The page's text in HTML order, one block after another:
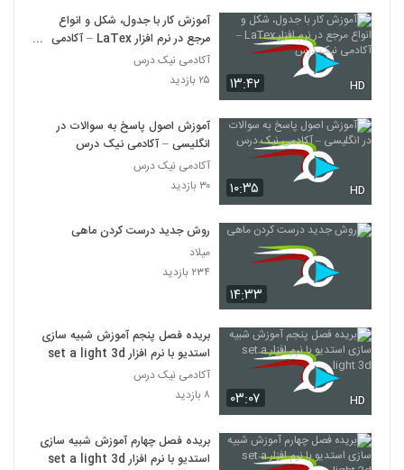
۱۳:۴۲ HD
آموزش کار با جدول، شکل و انواع
مرجع در نرم افزار LaTex – آکادمی
نیک درس
آکادمی نیک درس
۲۵ بازدید
۱۰:۳۵ HD
آموزش اصول پاسخ به سوالات در
انگلیسی – آکادمی نیک درس
آکادمی نیک درس
۳۰ بازدید
۱۴:۳۳
روش جدید درست کردن ماهی
میلاد
۲۳۴ بازدید
۰۳:۰۷ HD
بریده فصل پنجم آموزش شبیه سازی
استدیو با نرم افزار set a light 3d
آکادمی نیک درس
۸ بازدید
بریده فصل چهارم آموزش شبیه سازی
استدیو با نرم افزار set a light 3d